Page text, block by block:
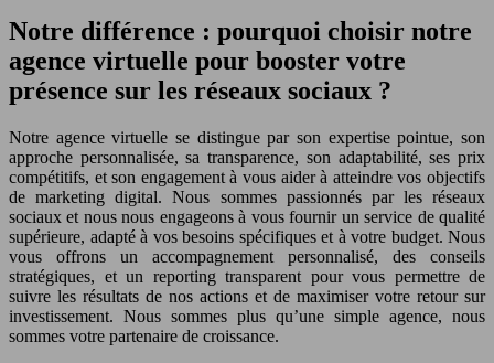
Notre différence : pourquoi choisir notre
agence virtuelle pour booster votre
présence sur les réseaux sociaux ?
Notre agence virtuelle se distingue par son expertise pointue, son
approche personnalisée, sa transparence, son adaptabilité, ses prix
compétitifs, et son engagement à vous aider à atteindre vos objectifs
de marketing digital. Nous sommes passionnés par les réseaux
sociaux et nous nous engageons à vous fournir un service de qualité
supérieure, adapté à vos besoins spécifiques et à votre budget. Nous
vous offrons un accompagnement personnalisé, des conseils
stratégiques, et un reporting transparent pour vous permettre de
suivre les résultats de nos actions et de maximiser votre retour sur
investissement. Nous sommes plus qu’une simple agence, nous
sommes votre partenaire de croissance.